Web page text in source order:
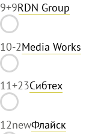
9+9RDN Group
10-2Media Works
11+23Сибтех
12newФлайск